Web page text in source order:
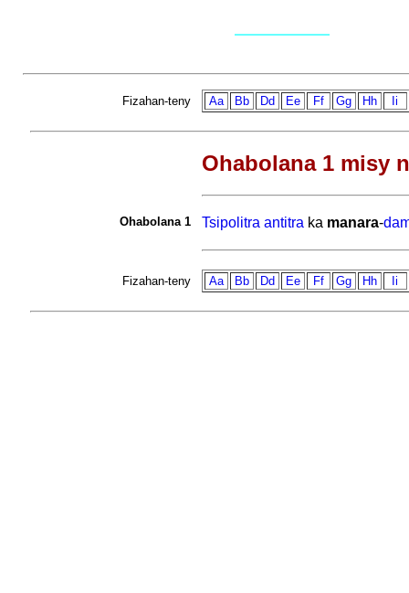
Fizahan-teny Aa Bb Dd Ee Ff Gg Hh Ii
Ohabolana 1 misy
Ohabolana 1 Tsipolitra antitra ka manara-
Fizahan-teny Aa Bb Dd Ee Ff Gg Hh Ii